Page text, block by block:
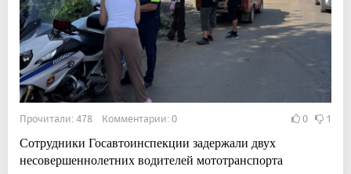
Прочитали: 478 Комментарии: 0 0 1
Сотрудники Госавтоинспекции задержали двух
несовершеннолетних водителей мототранспорта